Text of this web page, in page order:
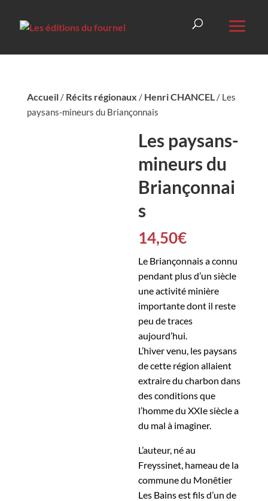
Accueil/ Récits régionaux / Henri CHANCEL/ Les
paysans-mineurs du Briançonnais
Les paysans-
mineurs du
Briançonnai
s
14,50€
Le Briançonnais a connu
pendant plus d’un siècle
une activité minière
importante dont il reste
peu de traces
aujourd’hui.
L’hiver venu, les paysans
de cette région allaient
extraire du charbon dans
des conditions que
l’homme du XXIe siècle a
du mal à imaginer.
L’auteur, né au
Freyssinet, hameau de la
commune du Monêtier
Les Bains est fils d’un de